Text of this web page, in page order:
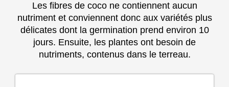
Les fibres de coco ne contiennent aucun
nutriment et conviennent donc aux variétés plus
délicates dont la germination prend environ 10
jours. Ensuite, les plantes ont besoin de
nutriments, contenus dans le terreau.